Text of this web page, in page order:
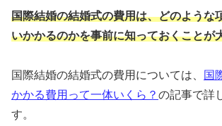
国際結婚の結婚式の費用は、どのような
いかかるのかを事前に知っておくことが
国際結婚の結婚式の費用については、
国
かかる費用って一体いくら？ の記事で詳
す。